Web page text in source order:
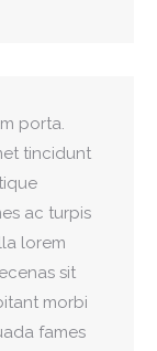
porta.
tincidunt
ac turpis
lorem
sit
morbi
fames